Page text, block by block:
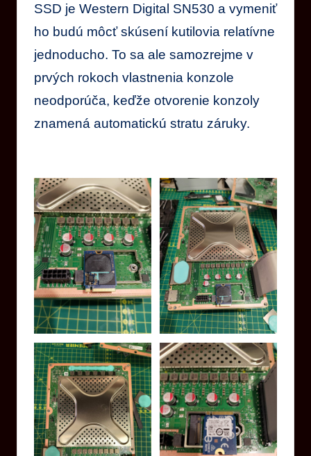
SSD je Western Digital SN530 a vymeniť
ho budú môcť skúsení kutilovia relatívne
jednoducho. To sa ale samozrejme v
prvých rokoch vlastnenia konzole
neodporúča, keďže otvorenie konzoly
znamená automatickú stratu záruky.